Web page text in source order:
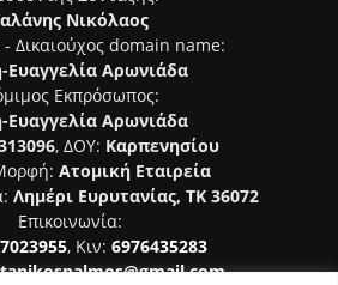
Νικόλαος
- Δικαιούχος domain name:
Ευαγγελία Αρωνιάδα
Εκπρόσωπος:
Ευαγγελία Αρωνιάδα
, ΔΟΥ: Καρπενησίου
Ατομική Εταιρεία
Λημέρι Ευρυτανίας, ΤΚ 36072
Επικοινωνία:
, Κιν: 6976435283